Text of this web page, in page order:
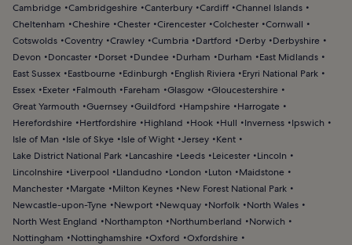
Cambridge Cambridgeshire Canterbury Cardiff Channel Islands
Cheltenham
Cheshire Chester Cirencester Colchester Cornwall
Cotswolds Coventry Crawley Cumbria Dartford Derby
Derbyshire
Devon
Doncaster Dorset Dundee Durham Durham
East Midlands
East Sussex
Eastbourne Edinburgh English Riviera
Eryri National Park
Essex
Exeter Falmouth Fareham Glasgow
Gloucestershire
Great Yarmouth
Guernsey Guildford Hampshire
Harrogate
Herefordshire
Hertfordshire Highland Hook Hull Inverness
Ipswich
Isle of Man
Isle of Skye Isle of Wight Jersey
Kent
Lake District National Park
Lancashire Leeds Leicester
Lincoln
Lincolnshire
Liverpool Llandudno London Luton
Maidstone
Manchester
Margate Milton Keynes
New Forest National Park
Newcastle-upon-Tyne
Newport Newquay Norfolk
North Wales
North West England
Northampton Northumberland
Norwich
Nottingham
Nottinghamshire Oxford
Oxfordshire